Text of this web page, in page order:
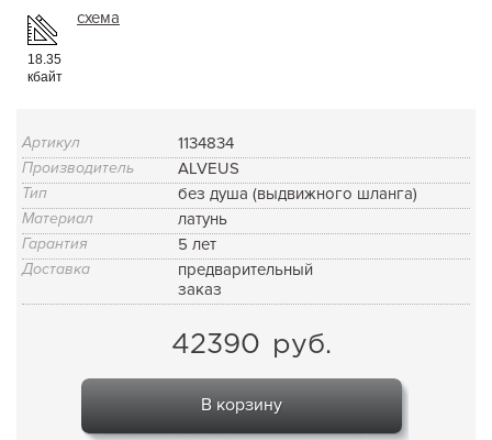
18.35
кбайт
схема
Артикул 1134834
Производитель ALVEUS
Тип без душа (выдвижного шланга)
Материал латунь
Гарантия 5 лет
Доставка
предварительный
заказ
42390 руб.
В корзину